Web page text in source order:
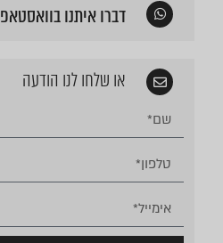
דברו איתנו בוואסטאפ
או שלחו לנו הודעה